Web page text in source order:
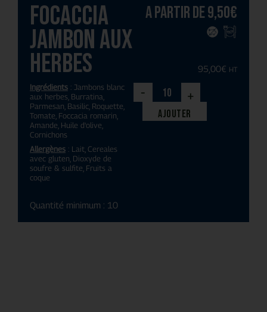
Focaccia
Jambon aux
herbes
Ingrédients : Jambons blanc
aux herbes, Burratina,
Parmesan, Basilic, Roquette,
Tomate, Foccacia romarin,
Amande, Huile d'olive,
Cornichons
Allergènes : Lait, Cereales
avec gluten, Dioxyde de
soufre & sulfite, Fruits a
coque
Quantité minimum : 10
A partir de9,50€
95,00€ HT
- +
Ajouter